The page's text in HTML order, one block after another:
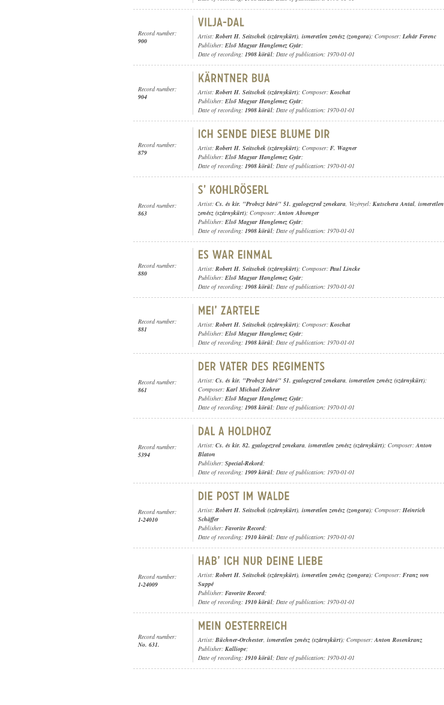
Record number:
900
Artist: Robert H. Seitschek (szárnykürt), ismeretlen zenész (zongora); Composer: Lehár Ferenc
Publisher: Első Magyar Hanglemez Gyár;
Date of recording: 1908 körül; Date of publication: 1970-01-01
Record number:
904
Artist: Robert H. Seitschek (szárnykürt); Composer: Koschat
Publisher: Első Magyar Hanglemez Gyár;
Date of recording: 1908 körül; Date of publication: 1970-01-01
Record number:
879
Artist: Robert H. Seitschek (szárnykürt); Composer: F. Wagner
Publisher: Első Magyar Hanglemez Gyár;
Date of recording: 1908 körül; Date of publication: 1970-01-01
Record number:
863
Artist: Cs. és kir. "Probszt báró" 51. gyalogezred zenekara, Vezényel: Kutschera Antal, ismeretlen
zenész (szárnykürt); Composer:Anton Absenger
Publisher: Első Magyar Hanglemez Gyár;
Date of recording: 1908 körül; Date of publication: 1970-01-01
Record number:
880
Artist: Robert H. Seitschek (szárnykürt); Composer: Paul Lincke
Publisher: Első Magyar Hanglemez Gyár;
Date of recording: 1908 körül; Date of publication: 1970-01-01
Record number:
881
Artist: Robert H. Seitschek (szárnykürt); Composer: Koschat
Publisher: Első Magyar Hanglemez Gyár;
Date of recording: 1908 körül; Date of publication: 1970-01-01
Record number:
861
Artist: Cs. és kir. "Probszt báró" 51. gyalogezred zenekara, ismeretlen zenész (szárnykürt);
Composer: Karl Michael Ziehrer
Publisher: Első Magyar Hanglemez Gyár;
Date of recording: 1908 körül; Date of publication: 1970-01-01
Record number:
5394
Artist: Cs. és kir. 82. gyalogezred zenekara, ismeretlen zenész (szárnykürt); Composer:Anton
Blaton
Publisher: Special-Rekord;
Date of recording: 1909 körül; Date of publication: 1970-01-01
Record number:
1-24010
Artist: Robert H. Seitschek (szárnykürt), ismeretlen zenész (zongora); Composer: Heinrich
Schäffer
Publisher: Favorite Record;
Date of recording: 1910 körül; Date of publication: 1970-01-01
Record number:
1-24009
Artist: Robert H. Seitschek (szárnykürt), ismeretlen zenész (zongora); Composer: Franz von
Suppé
Publisher: Favorite Record;
Date of recording: 1910 körül; Date of publication: 1970-01-01
Record number:
No. 631.
Artist: Büchner-Orchester, ismeretlen zenész (szárnykürt); Composer:Anton Rosenkranz
Publisher: Kalliope;
Date of recording: 1910 körül; Date of publication: 1970-01-01